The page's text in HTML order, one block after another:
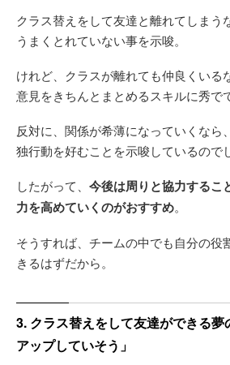
クラス替えをして友達と離れてしまう
うまくとれていない事を示唆。
けれど、クラスが離れても仲良くいる
意見をきちんとまとめるスキルに秀で
反対に、関係が希薄になっていくなら
独行動を好むことを示唆しているので
したがって、 今後は周りと協力するこ
力を高めていくのがおすすめ。
そうすれば、チームの中でも自分の役
きるはずだから。
3. クラス替えをして友達ができる
アップしていそう」